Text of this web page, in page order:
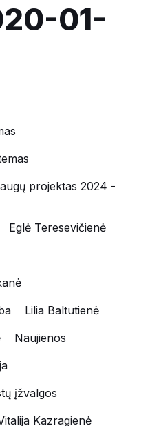
01-
projektas 2024 -
Eglė Teresevičienė
Lilia Baltutienė
Naujienos
įžvalgos
Kazragienė